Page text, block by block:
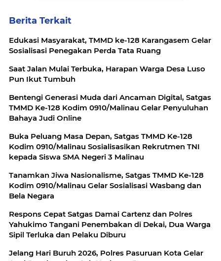
Berita Terkait
Edukasi Masyarakat, TMMD ke-128 Karangasem Gelar
Sosialisasi Penegakan Perda Tata Ruang
Saat Jalan Mulai Terbuka, Harapan Warga Desa Luso
Pun Ikut Tumbuh
Bentengi Generasi Muda dari Ancaman Digital, Satgas
TMMD Ke-128 Kodim 0910/Malinau Gelar Penyuluhan
Bahaya Judi Online
Buka Peluang Masa Depan, Satgas TMMD Ke-128
Kodim 0910/Malinau Sosialisasikan Rekrutmen TNI
kepada Siswa SMA Negeri 3 Malinau
Tanamkan Jiwa Nasionalisme, Satgas TMMD Ke-128
Kodim 0910/Malinau Gelar Sosialisasi Wasbang dan
Bela Negara
Respons Cepat Satgas Damai Cartenz dan Polres
Yahukimo Tangani Penembakan di Dekai, Dua Warga
Sipil Terluka dan Pelaku Diburu
Jelang Hari Buruh 2026, Polres Pasuruan Kota Gelar